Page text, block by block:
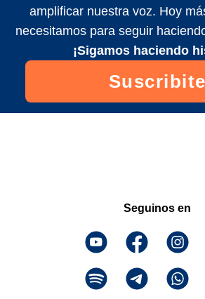
amplificar nuestra voz. Hoy
necesitamos para seguir
¡Sigamos haciendo
Suscribite
Seguinos en